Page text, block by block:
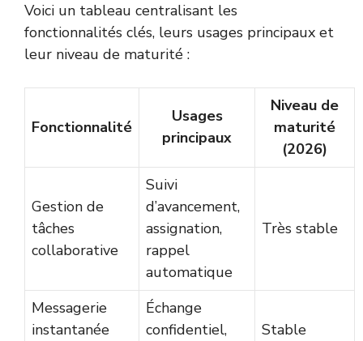
Voici un tableau centralisant les
fonctionnalités clés, leurs usages principaux et
leur niveau de maturité :
Fonctionnalité
Usages
principaux
Niveau de
maturité
(2026)
Gestion de
tâches
collaborative
Suivi
d’avancement,
assignation,
rappel
automatique
Très stable
Messagerie
instantanée
Échange
confidentiel,
Stable